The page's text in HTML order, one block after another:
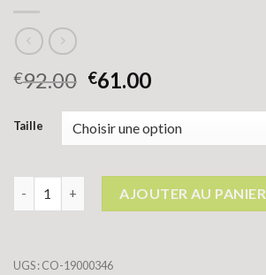
€92.00 €61.00
Taille
AJOUTER AU PANIER
UGS :CO-19000346